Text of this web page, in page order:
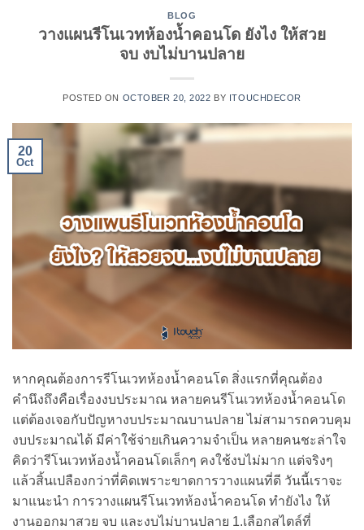
BLOG
วางแผนรีโนเวทห้องน้ำคอนโด ยังไง ให้สวย
จบ งบไม่บานปลาย
POSTED ON OCTOBER 20, 2022 BY ITOUCHDECOR
20
Oct
หากคุณต้องการรีโนเวทห้องน้ำคอนโด สิ่งแรกที่คุณต้อง
คำนึงถึงคือเรื่องงบประมาณ หลายคนรีโนเวทห้องน้ำคอนโด
แต่ต้องเจอกับปัญหางบประมาณบานปลาย ไม่สามารถควบคุม
งบประมาณได้ มีค่าใช้จ่ายเกินความจำเป็น หลายคนชะล่าใจ
คิดว่ารีโนเวทห้องน้ำคอนโดเล็กๆ คงใช้งบไม่มาก แต่จริงๆ
แล้วสิ้นเปลืองกว่าที่คิดเพราะขาดการวางแผนที่ดี วันนี้เราจะ
มาแนะนำ การวางแผนรีโนเวทห้องน้ำคอนโด ทำยังไง ให้
งานออกมาสวย จบ และงบไม่บานปลาย 1.เลือกสไตล์ที่